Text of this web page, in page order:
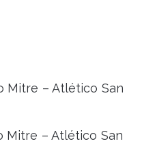
Mitre – Atlético San
Mitre – Atlético San